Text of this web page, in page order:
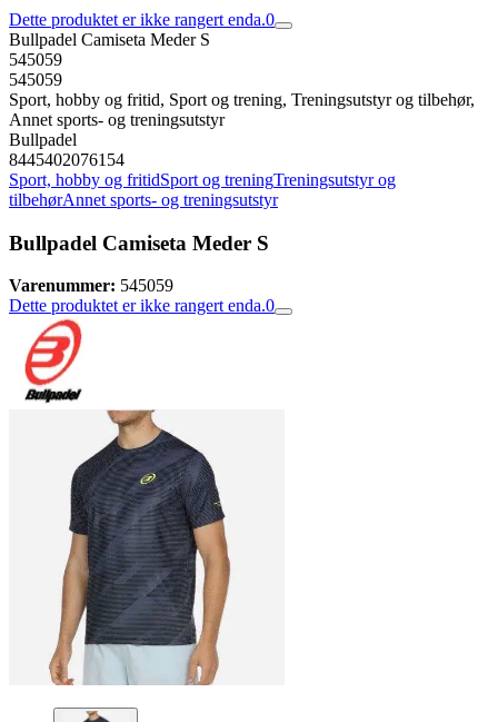
Dette produktet er ikke rangert enda.0
Bullpadel Camiseta Meder S
545059
545059
Sport, hobby og fritid, Sport og trening, Treningsutstyr og tilbehør,
Annet sports- og treningsutstyr
Bullpadel
8445402076154
Sport, hobby og fritidSport og treningTreningsutstyr og
tilbehørAnnet sports- og treningsutstyr
Bullpadel Camiseta Meder S
Varenummer: 545059
Dette produktet er ikke rangert enda.0